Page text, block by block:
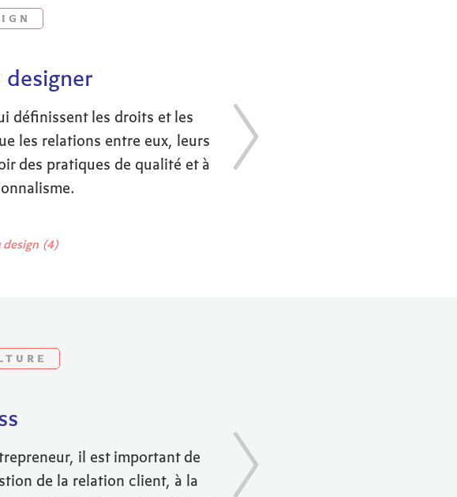
designer
définissent les droits et les
les relations entre eux, leurs
des pratiques de qualité et à
design (4)
il est important de
de la relation client, à la